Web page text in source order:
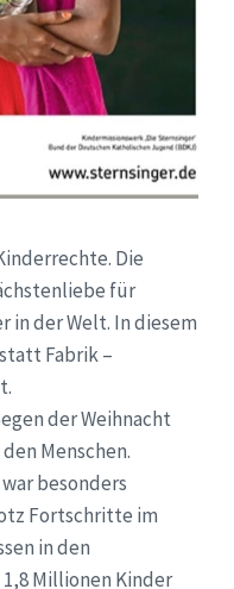
Die
für
in der Welt. In diesem
Fabrik –
der Weihnacht
Menschen.
besonders
Fortschritte im
in den
Millionen Kinder